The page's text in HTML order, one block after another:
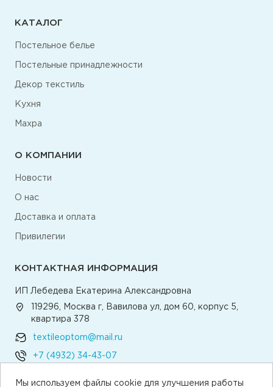
Мы используем файлы cookie для улучшения работы
КАТАЛОГ
Постельное белье
Постельные принадлежности
Декор текстиль
Кухня
Махра
О КОМПАНИИ
Новости
О нас
Доставка и оплата
Привилегии
КОНТАКТНАЯ ИНФОРМАЦИЯ
ИП Лебедева Екатерина Александровна
119296, Москва г, Вавилова ул, дом 60, корпус 5,
квартира 378
textileoptom@mail.ru
+7 (4932) 34-43-07